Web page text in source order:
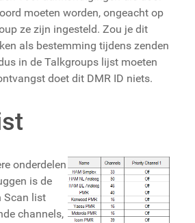
moeten worden, ongeacht op
ze zijn ingesteld. Zou je dit
als bestemming tijdens zenden
in de Talkgroups lijst moeten
doet dit DMR ID niets.
onderdelen
is de
Scan list
channels,